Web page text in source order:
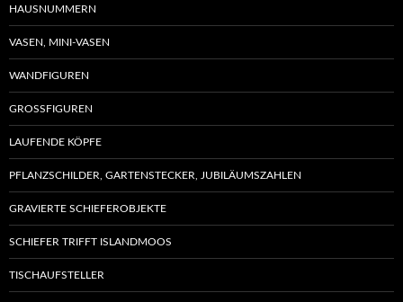
HAUSNUMMERN
VASEN, MINI-VASEN
WANDFIGUREN
GROSSFIGUREN
LAUFENDE KÖPFE
PFLANZSCHILDER, GARTENSTECKER, JUBILÄUMSZAHLEN
GRAVIERTE SCHIEFEROBJEKTE
SCHIEFER TRIFFT ISLANDMOOS
TISCHAUFSTELLER